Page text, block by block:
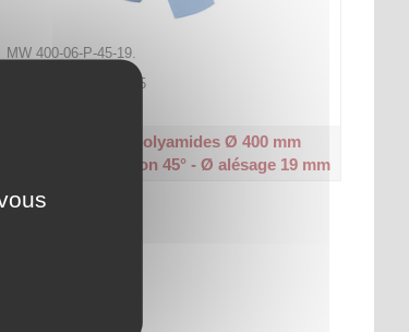
MW 400-06-P-45-19.
585955
Hélice pâles polyamides Ø 400 mm
6 pâles - Inclinaison 45° - Ø alésage 19 mm